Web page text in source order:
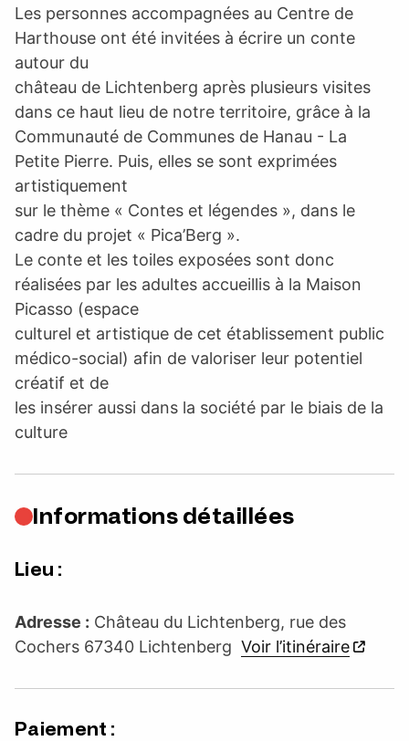
Les personnes accompagnées au Centre de
Harthouse ont été invitées à écrire un conte
autour du
château de Lichtenberg après plusieurs visites
dans ce haut lieu de notre territoire, grâce à la
Communauté de Communes de Hanau - La
Petite Pierre. Puis, elles se sont exprimées
artistiquement
sur le thème « Contes et légendes », dans le
cadre du projet « Pica’Berg ».
Le conte et les toiles exposées sont donc
réalisées par les adultes accueillis à la Maison
Picasso (espace
culturel et artistique de cet établissement public
médico-social) afin de valoriser leur potentiel
créatif et de
les insérer aussi dans la société par le biais de la
culture
Informations détaillées
Lieu :
Adresse : Château du Lichtenberg, rue des
Cochers 67340 Lichtenberg Voir l’itinéraire
Paiement :